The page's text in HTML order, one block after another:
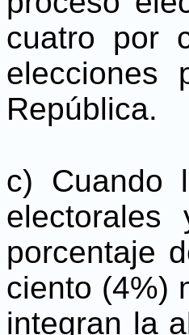
cuatro por
elecciones
República.
c) Cuando
porcentaje
ciento (4%)
integran la